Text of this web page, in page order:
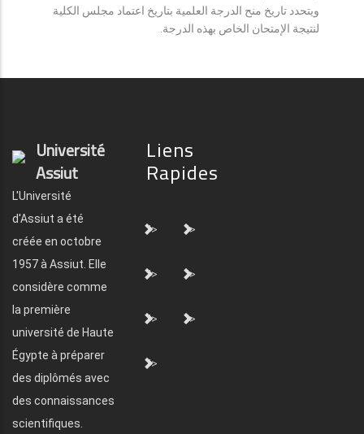
ويتحدد تاريخ منح الدرجة العلمية بتاريخ اعتماد مجلس الكلية
لنتيجة الإمتحان الخاص بهذه الدرجة.
Université
Assiut
L'Université
d'Assiut a été
créée en octobre
1957 à Assiut. Elle
considère comme
la première
université de Haute
Égypte à préparer
des diplômés avec
des connaissances
scientifiques.
Liens
Rapides
"> ">
"> ">
"> ">
">